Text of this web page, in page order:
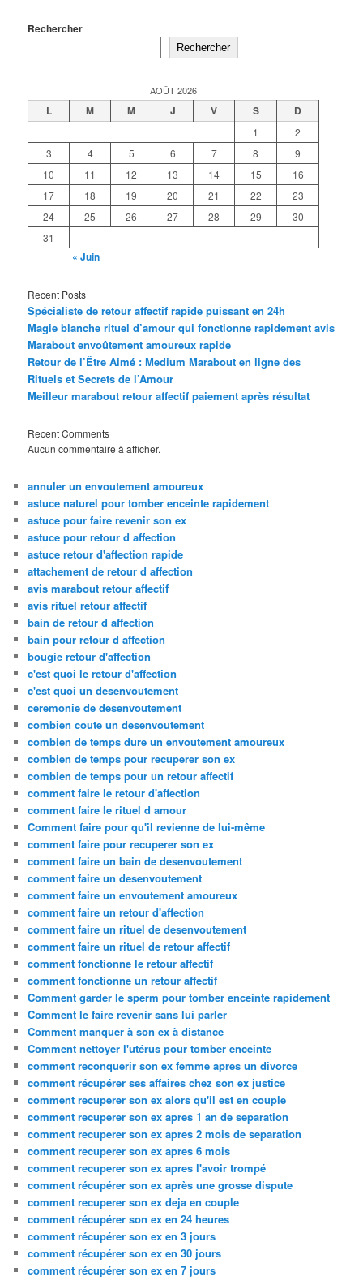
Rechercher
Rechercher
AOÛT 2026
L M M J V S D
1
2
3
4 5 6 7 8
9
10
11 12 13 14 15
16
17
18 19 20 21 22
23
24
25 26 27 28 29
30
31
« Juin
Recent Posts
Spécialiste de retour affectif rapide puissant en 24h
Magie blanche rituel d’amour qui fonctionne rapidement avis
Marabout envoûtement amoureux rapide
Retour de l’Être Aimé : Medium Marabout en ligne des
Rituels et Secrets de l’Amour
Meilleur marabout retour affectif paiement après résultat
Recent Comments
Aucun commentaire à afficher.
annuler un envoutement amoureux
astuce naturel pour tomber enceinte rapidement
astuce pour faire revenir son ex
astuce pour retour d affection
astuce retour d'affection rapide
attachement de retour d affection
avis marabout retour affectif
avis rituel retour affectif
bain de retour d affection
bain pour retour d affection
bougie retour d'affection
c'est quoi le retour d'affection
c'est quoi un desenvoutement
ceremonie de desenvoutement
combien coute un desenvoutement
combien de temps dure un envoutement amoureux
combien de temps pour recuperer son ex
combien de temps pour un retour affectif
comment faire le retour d'affection
comment faire le rituel d amour
Comment faire pour qu'il revienne de lui-même
comment faire pour recuperer son ex
comment faire un bain de desenvoutement
comment faire un desenvoutement
comment faire un envoutement amoureux
comment faire un retour d'affection
comment faire un rituel de desenvoutement
comment faire un rituel de retour affectif
comment fonctionne le retour affectif
comment fonctionne un retour affectif
Comment garder le sperm pour tomber enceinte rapidement
Comment le faire revenir sans lui parler
Comment manquer à son ex à distance
Comment nettoyer l'utérus pour tomber enceinte
comment reconquerir son ex femme apres un divorce
comment récupérer ses affaires chez son ex justice
comment recuperer son ex alors qu'il est en couple
comment recuperer son ex apres 1 an de separation
comment recuperer son ex apres 2 mois de separation
comment recuperer son ex apres 6 mois
comment recuperer son ex apres l'avoir trompé
comment récupérer son ex après une grosse dispute
comment recuperer son ex deja en couple
comment récupérer son ex en 24 heures
comment récupérer son ex en 3 jours
comment récupérer son ex en 30 jours
comment récupérer son ex en 7 jours